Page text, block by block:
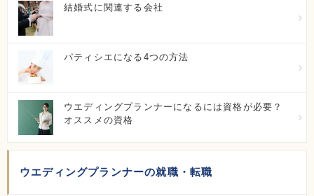
大原トラベル・ホテル・ブライダル専門学校（浜松
校）
愛知県名古屋市中村区名駅3-20-8
初年度学費：
グラムール美容専門学校
初年度学費：
100万円～150万円
結婚式に関連する会社
パティシエになる4つの方法
ウエディングプランナーになるには資格が必要？
オススメの資格
ウエディングプランナーの就職・転職